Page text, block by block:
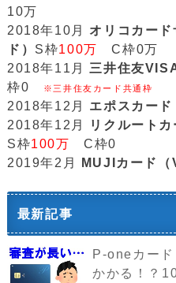
10万
2018年10月 オリコカー
ド） S枠100万
C枠0万
2018年11月 三井住友
枠0
※三井住友カード共通枠
2018年12月 エポスカー
2018年12月
リクルート
S枠100万 C枠0
2019年2月
MUJIカード
最新記事
P-oneカー
かかる！？